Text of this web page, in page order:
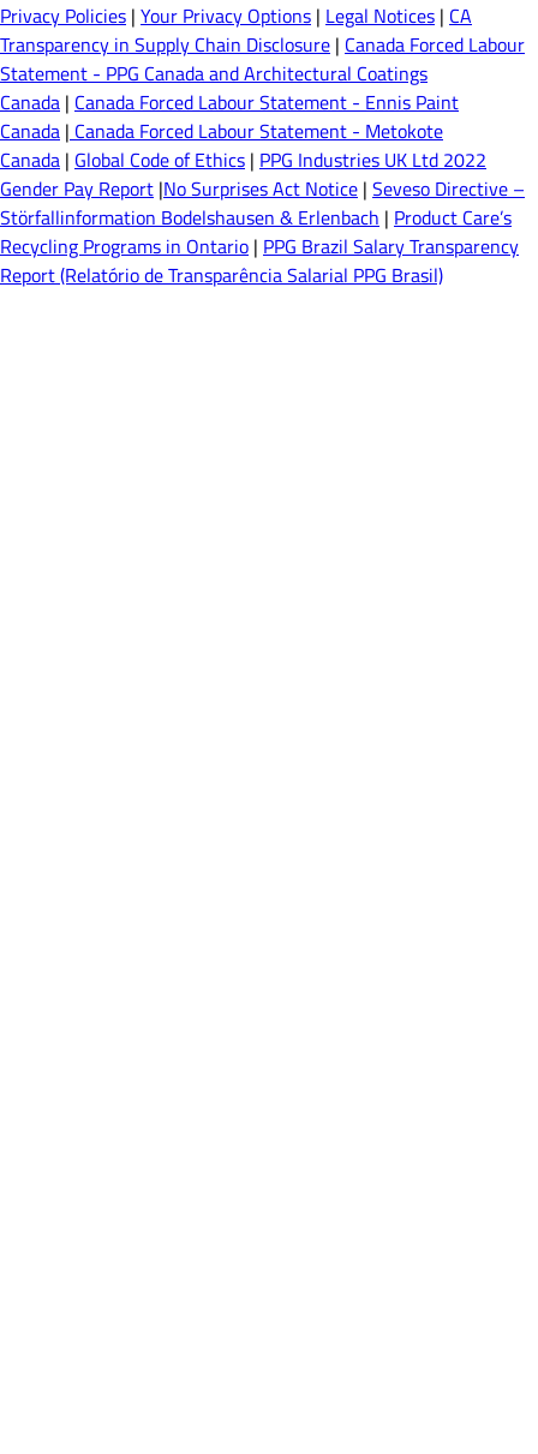
Privacy Policies | Your Privacy Options | Legal Notices | CA
Transparency in Supply Chain Disclosure | Canada Forced Labour
Statement - PPG Canada and Architectural Coatings
Canada | Canada Forced Labour Statement - Ennis Paint
Canada | Canada Forced Labour Statement - Metokote
Canada | Global Code of Ethics | PPG Industries UK Ltd 2022
Gender Pay Report |No Surprises Act Notice | Seveso Directive –
Störfallinformation Bodelshausen & Erlenbach | Product Care’s
Recycling Programs in Ontario | PPG Brazil Salary Transparency
Report (Relatório de Transparência Salarial PPG Brasil)